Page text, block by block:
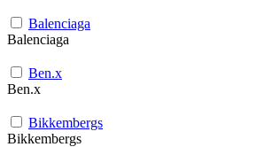
Balenciaga
Balenciaga
Ben.x
Ben.x
Bikkembergs
Bikkembergs